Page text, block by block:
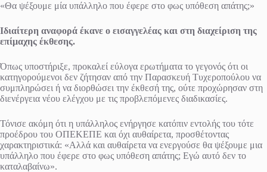
«Θα ψέξουμε μία υπάλληλο που έφερε στο φως υπόθεση απάτης;»
Ιδιαίτερη αναφορά έκανε ο εισαγγελέας και στη διαχείριση της
επίμαχης έκθεσης.
Όπως υποστήριξε, προκαλεί εύλογα ερωτήματα το γεγονός ότι οι
κατηγορούμενοι δεν ζήτησαν από την Παρασκευή Τυχεροπούλου να
συμπληρώσει ή να διορθώσει την έκθεσή της, ούτε προχώρησαν στη
διενέργεια νέου ελέγχου με τις προβλεπόμενες διαδικασίες.
Τόνισε ακόμη ότι η υπάλληλος ενήργησε κατόπιν εντολής του τότε
προέδρου του ΟΠΕΚΕΠΕ και όχι αυθαίρετα, προσθέτοντας
χαρακτηριστικά: «Αλλά και αυθαίρετα να ενεργούσε θα ψέξουμε μια
υπάλληλο που έφερε στο φως υπόθεση απάτης; Εγώ αυτό δεν το
καταλαβαίνω».